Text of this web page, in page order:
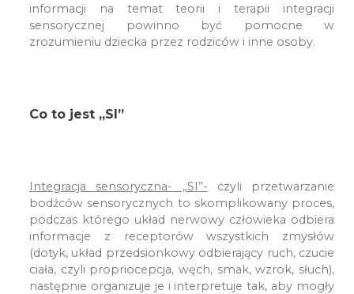
informacji na temat teorii i terapii integracji
sensorycznej powinno być pomocne w
zrozumieniu dziecka przez rodziców i inne osoby.
Co to jest „SI”
Integracja sensoryczna- „SI”- czyli przetwarzanie
bodźców sensorycznych to skomplikowany proces,
podczas którego układ nerwowy człowieka odbiera
informacje z receptorów wszystkich zmysłów
(dotyk, układ przedsionkowy odbierający ruch, czucie
ciała, czyli propriocepcja, węch, smak, wzrok, słuch),
następnie organizuje je i interpretuje tak, aby mogły